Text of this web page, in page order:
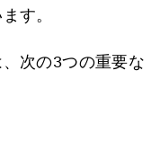
す。
次の3つの重要な